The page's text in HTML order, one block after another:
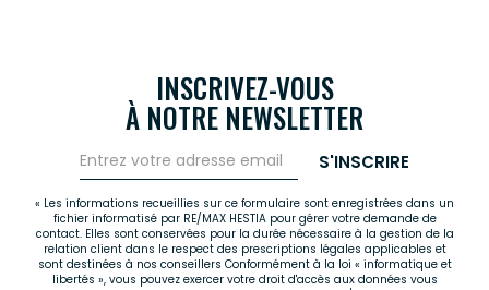
INSCRIVEZ-VOUS
À NOTRE NEWSLETTER
S'INSCRIRE
« Les informations recueillies sur ce formulaire sont enregistrées dans un
fichier informatisé par RE/MAX HESTIA pour gérer votre demande de
contact. Elles sont conservées pour la durée nécessaire à la gestion de la
relation client dans le respect des prescriptions légales applicables et
sont destinées à nos conseillers Conformément à la loi « informatique et
libertés », vous pouvez exercer votre droit d'accès aux données vous